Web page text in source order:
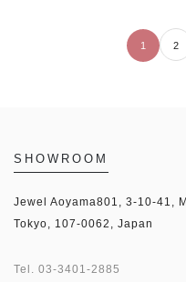
1 2
SHOWROOM
Jewel Aoyama801, 3-10-41,
Tokyo, 107-0062, Japan
Tel. 03-3401-2885